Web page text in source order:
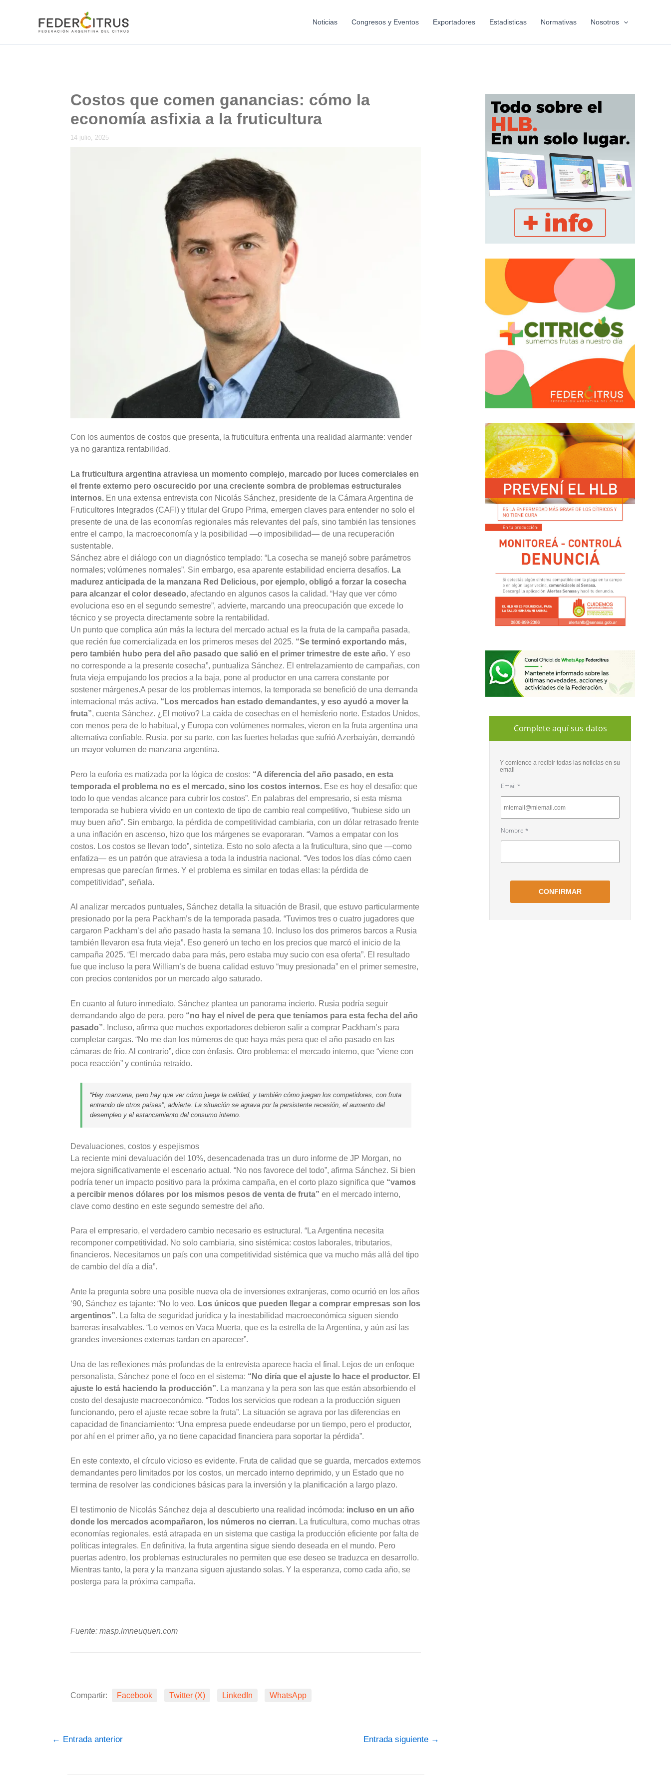
Noticias Congresos y Eventos Exportadores Estadisticas Normativas Nosotros
Costos que comen ganancias: cómo la
economía asfixia a la fruticultura
14 julio, 2025
Con los aumentos de costos que presenta, la fruticultura enfrenta una realidad alarmante: vender
ya no garantiza rentabilidad.
La fruticultura argentina atraviesa un momento complejo, marcado por luces comerciales en
el frente externo pero oscurecido por una creciente sombra de problemas estructurales
internos. En una extensa entrevista con Nicolás Sánchez, presidente de la Cámara Argentina de
Fruticultores Integrados (CAFI) y titular del Grupo Prima, emergen claves para entender no solo el
presente de una de las economías regionales más relevantes del país, sino también las tensiones
entre el campo, la macroeconomía y la posibilidad —o imposibilidad— de una recuperación
sustentable.
Sánchez abre el diálogo con un diagnóstico templado: “La cosecha se manejó sobre parámetros
normales; volúmenes normales”. Sin embargo, esa aparente estabilidad encierra desafíos. La
madurez anticipada de la manzana Red Delicious, por ejemplo, obligó a forzar la cosecha
para alcanzar el color deseado, afectando en algunos casos la calidad. “Hay que ver cómo
evoluciona eso en el segundo semestre”, advierte, marcando una preocupación que excede lo
técnico y se proyecta directamente sobre la rentabilidad.
Un punto que complica aún más la lectura del mercado actual es la fruta de la campaña pasada,
que recién fue comercializada en los primeros meses del 2025. “Se terminó exportando más,
pero también hubo pera del año pasado que salió en el primer trimestre de este año. Y eso
no corresponde a la presente cosecha”, puntualiza Sánchez. El entrelazamiento de campañas, con
fruta vieja empujando los precios a la baja, pone al productor en una carrera constante por
sostener márgenes.A pesar de los problemas internos, la temporada se benefició de una demanda
internacional más activa. “Los mercados han estado demandantes, y eso ayudó a mover la
fruta”, cuenta Sánchez. ¿El motivo? La caída de cosechas en el hemisferio norte. Estados Unidos,
con menos pera de lo habitual, y Europa con volúmenes normales, vieron en la fruta argentina una
alternativa confiable. Rusia, por su parte, con las fuertes heladas que sufrió Azerbaiyán, demandó
un mayor volumen de manzana argentina.
Pero la euforia es matizada por la lógica de costos: “A diferencia del año pasado, en esta
temporada el problema no es el mercado, sino los costos internos. Ese es hoy el desafío: que
todo lo que vendas alcance para cubrir los costos”. En palabras del empresario, si esta misma
temporada se hubiera vivido en un contexto de tipo de cambio real competitivo, “hubiese sido un
muy buen año”. Sin embargo, la pérdida de competitividad cambiaria, con un dólar retrasado frente
a una inflación en ascenso, hizo que los márgenes se evaporaran. “Vamos a empatar con los
costos. Los costos se llevan todo”, sintetiza. Esto no solo afecta a la fruticultura, sino que —como
enfatiza— es un patrón que atraviesa a toda la industria nacional. “Ves todos los días cómo caen
empresas que parecían firmes. Y el problema es similar en todas ellas: la pérdida de
competitividad”, señala.
Al analizar mercados puntuales, Sánchez detalla la situación de Brasil, que estuvo particularmente
presionado por la pera Packham’s de la temporada pasada. “Tuvimos tres o cuatro jugadores que
cargaron Packham’s del año pasado hasta la semana 10. Incluso los dos primeros barcos a Rusia
también llevaron esa fruta vieja”. Eso generó un techo en los precios que marcó el inicio de la
campaña 2025. “El mercado daba para más, pero estaba muy sucio con esa oferta”. El resultado
fue que incluso la pera William’s de buena calidad estuvo “muy presionada” en el primer semestre,
con precios contenidos por un mercado algo saturado.
En cuanto al futuro inmediato, Sánchez plantea un panorama incierto. Rusia podría seguir
demandando algo de pera, pero “no hay el nivel de pera que teníamos para esta fecha del año
pasado”. Incluso, afirma que muchos exportadores debieron salir a comprar Packham’s para
completar cargas. “No me dan los números de que haya más pera que el año pasado en las
cámaras de frío. Al contrario”, dice con énfasis. Otro problema: el mercado interno, que “viene con
poca reacción” y continúa retraído.
“Hay manzana, pero hay que ver cómo juega la calidad, y también cómo juegan los competidores, con fruta
entrando de otros países”, advierte. La situación se agrava por la persistente recesión, el aumento del
desempleo y el estancamiento del consumo interno.
Devaluaciones, costos y espejismos
La reciente mini devaluación del 10%, desencadenada tras un duro informe de JP Morgan, no
mejora significativamente el escenario actual. “No nos favorece del todo”, afirma Sánchez. Si bien
podría tener un impacto positivo para la próxima campaña, en el corto plazo significa que “vamos
a percibir menos dólares por los mismos pesos de venta de fruta” en el mercado interno,
clave como destino en este segundo semestre del año.
Para el empresario, el verdadero cambio necesario es estructural. “La Argentina necesita
recomponer competitividad. No solo cambiaria, sino sistémica: costos laborales, tributarios,
financieros. Necesitamos un país con una competitividad sistémica que va mucho más allá del tipo
de cambio del día a día”.
Ante la pregunta sobre una posible nueva ola de inversiones extranjeras, como ocurrió en los años
‘90, Sánchez es tajante: “No lo veo. Los únicos que pueden llegar a comprar empresas son los
argentinos”. La falta de seguridad jurídica y la inestabilidad macroeconómica siguen siendo
barreras insalvables. “Lo vemos en Vaca Muerta, que es la estrella de la Argentina, y aún así las
grandes inversiones externas tardan en aparecer”.
Una de las reflexiones más profundas de la entrevista aparece hacia el final. Lejos de un enfoque
personalista, Sánchez pone el foco en el sistema: “No diría que el ajuste lo hace el productor. El
ajuste lo está haciendo la producción”. La manzana y la pera son las que están absorbiendo el
costo del desajuste macroeconómico. “Todos los servicios que rodean a la producción siguen
funcionando, pero el ajuste recae sobre la fruta”. La situación se agrava por las diferencias en
capacidad de financiamiento: “Una empresa puede endeudarse por un tiempo, pero el productor,
por ahí en el primer año, ya no tiene capacidad financiera para soportar la pérdida”.
En este contexto, el círculo vicioso es evidente. Fruta de calidad que se guarda, mercados externos
demandantes pero limitados por los costos, un mercado interno deprimido, y un Estado que no
termina de resolver las condiciones básicas para la inversión y la planificación a largo plazo.
El testimonio de Nicolás Sánchez deja al descubierto una realidad incómoda: incluso en un año
donde los mercados acompañaron, los números no cierran. La fruticultura, como muchas otras
economías regionales, está atrapada en un sistema que castiga la producción eficiente por falta de
políticas integrales. En definitiva, la fruta argentina sigue siendo deseada en el mundo. Pero
puertas adentro, los problemas estructurales no permiten que ese deseo se traduzca en desarrollo.
Mientras tanto, la pera y la manzana siguen ajustando solas. Y la esperanza, como cada año, se
posterga para la próxima campaña.
Fuente: masp.lmneuquen.com
Compartir: Facebook Twitter (X) LinkedIn WhatsApp
← Entrada anterior Entrada siguiente →